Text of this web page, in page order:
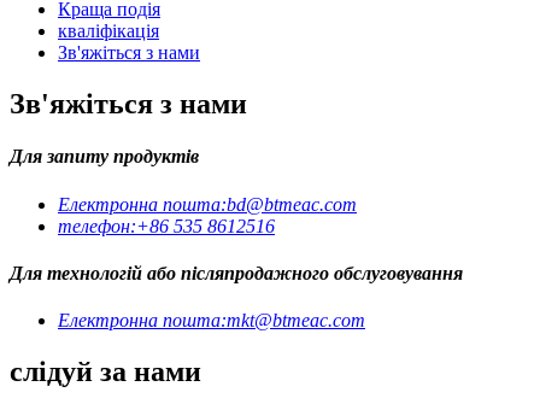
Краща подія
кваліфікація
Зв'яжіться з нами
Зв'яжіться з нами
Для запиту продуктів
Електронна пошта:bd@btmeac.com
телефон:+86 535 8612516
Для технологій або післяпродажного обслуговування
Електронна пошта:mkt@btmeac.com
слідуй за нами